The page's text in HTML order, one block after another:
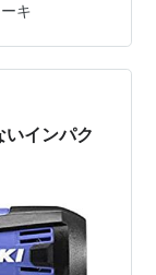
7.2Vより明
いやすさとパ
：軽いのに、
論：10.8Vイ
キ
インパク